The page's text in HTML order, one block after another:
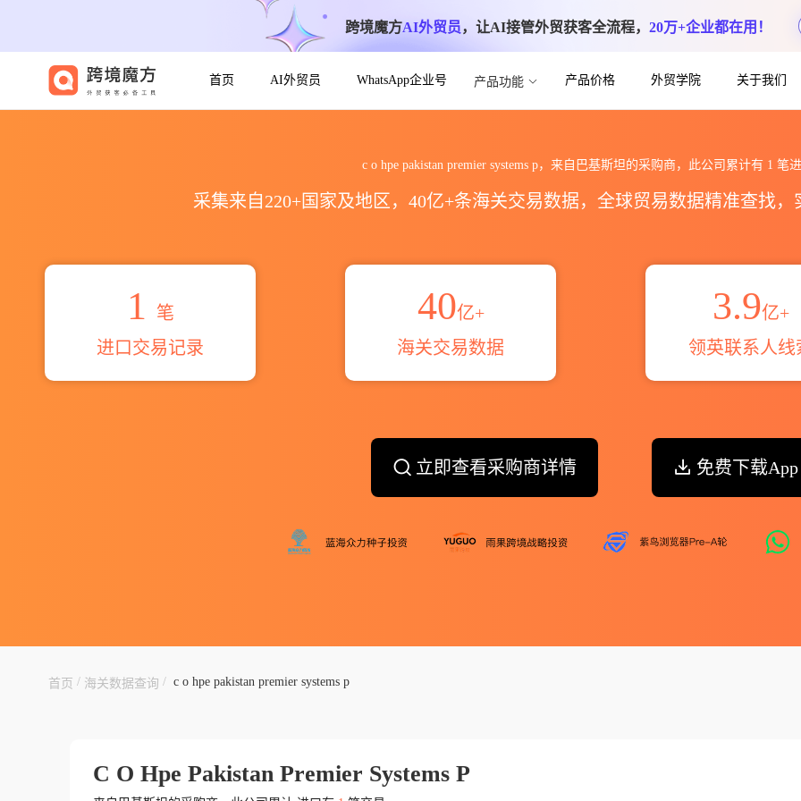
跨境魔方AI外贸员，让AI接管外贸获客全流程， 20万+企业都在用！
首页 AI外贸员 WhatsApp企业号 产品功能 产品价格 外贸学院 关于我们
c o hpe pakistan premier systems p，来自巴基斯坦的采购商，此公司累计有 1 笔
采集来自220+国家及地区，40亿+条海关交易数据，全球贸易数据精准查找
1
笔
进口交易记录
40亿+
海关交易数据
3.9亿+
领英联系人线
立即查看采购商详情 免费下载App
首页 / 海关数据查询 / c o hpe pakistan premier systems p
C O Hpe Pakistan Premier Systems P